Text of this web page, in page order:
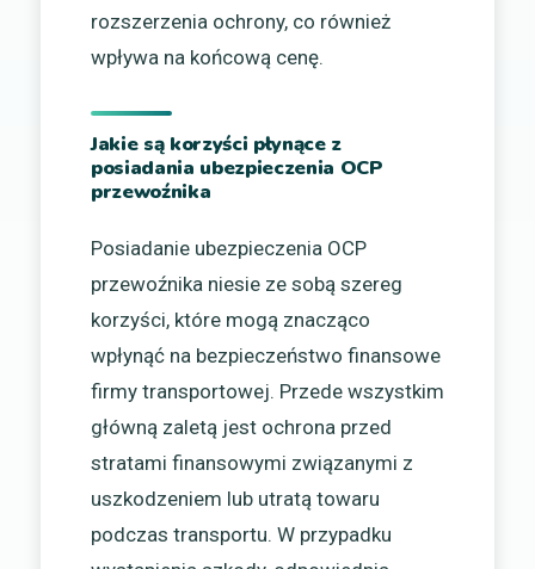
rozszerzenia ochrony, co również
wpływa na końcową cenę.
Jakie są korzyści płynące z
posiadania ubezpieczenia OCP
przewoźnika
Posiadanie ubezpieczenia OCP
przewoźnika niesie ze sobą szereg
korzyści, które mogą znacząco
wpłynąć na bezpieczeństwo finansowe
firmy transportowej. Przede wszystkim
główną zaletą jest ochrona przed
stratami finansowymi związanymi z
uszkodzeniem lub utratą towaru
podczas transportu. W przypadku